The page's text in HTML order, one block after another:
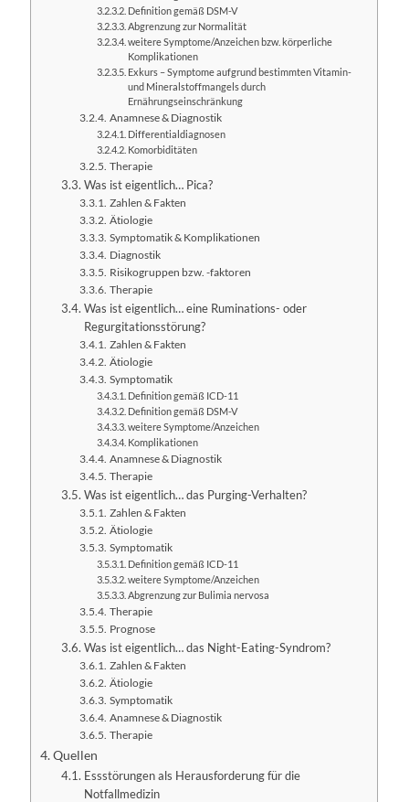
Definition gemäß DSM-V
Abgrenzung zur Normalität
weitere Symptome/Anzeichen bzw. körperliche
Komplikationen
Exkurs – Symptome aufgrund bestimmten Vitamin-
und Mineralstoffmangels durch
Ernährungseinschränkung
Anamnese & Diagnostik
Differentialdiagnosen
Komorbiditäten
Therapie
Was ist eigentlich… Pica?
Zahlen & Fakten
Ätiologie
Symptomatik & Komplikationen
Diagnostik
Risikogruppen bzw. -faktoren
Therapie
Was ist eigentlich… eine Ruminations- oder
Regurgitationsstörung?
Zahlen & Fakten
Ätiologie
Symptomatik
Definition gemäß ICD-11
Definition gemäß DSM-V
weitere Symptome/Anzeichen
Komplikationen
Anamnese & Diagnostik
Therapie
Was ist eigentlich… das Purging-Verhalten?
Zahlen & Fakten
Ätiologie
Symptomatik
Definition gemäß ICD-11
weitere Symptome/Anzeichen
Abgrenzung zur Bulimia nervosa
Therapie
Prognose
Was ist eigentlich… das Night-Eating-Syndrom?
Zahlen & Fakten
Ätiologie
Symptomatik
Anamnese & Diagnostik
Therapie
Quellen
Essstörungen als Herausforderung für die
Notfallmedizin